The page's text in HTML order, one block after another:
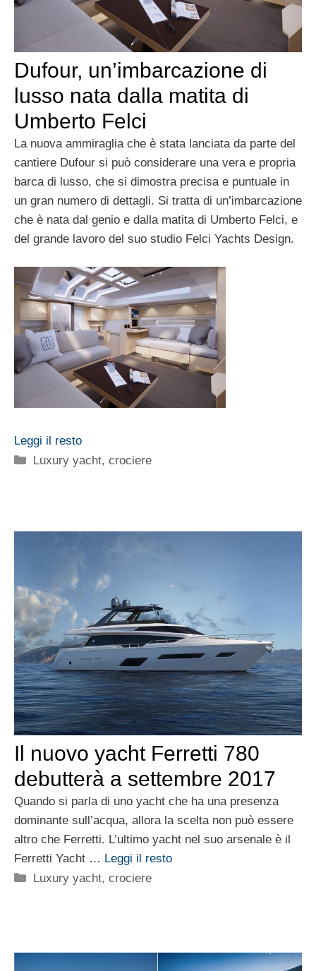
Dufour, un’imbarcazione di
lusso nata dalla matita di
Umberto Felci
La nuova ammiraglia che è stata lanciata da parte del
cantiere Dufour si può considerare una vera e propria
barca di lusso, che si dimostra precisa e puntuale in
un gran numero di dettagli. Si tratta di un’imbarcazione
che è nata dal genio e dalla matita di Umberto Felci, e
del grande lavoro del suo studio Felci Yachts Design.
Leggi il resto
Categorie
Luxury yacht, crociere
Il nuovo yacht Ferretti 780
debutterà a settembre 2017
Quando si parla di uno yacht che ha una presenza
dominante sull’acqua, allora la scelta non può essere
altro che Ferretti. L’ultimo yacht nel suo arsenale è il
Ferretti Yacht … Leggi il resto
Categorie
Luxury yacht, crociere